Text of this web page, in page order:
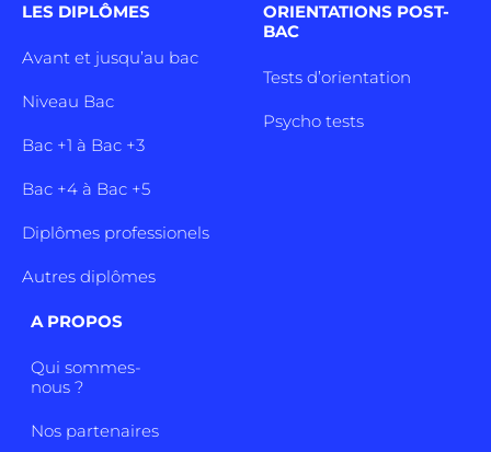
LES DIPLÔMES
Avant et jusqu’au bac
Niveau Bac
Bac +1 à Bac +3
Bac +4 à Bac +5
Diplômes professionels
Autres diplômes
ORIENTATIONS POST-
BAC
Tests d’orientation
Psycho tests
A PROPOS
Qui sommes-
nous ?
Nos partenaires